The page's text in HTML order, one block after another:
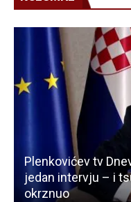
Plenkovićev tv
jedan intervju – i
okrznuo